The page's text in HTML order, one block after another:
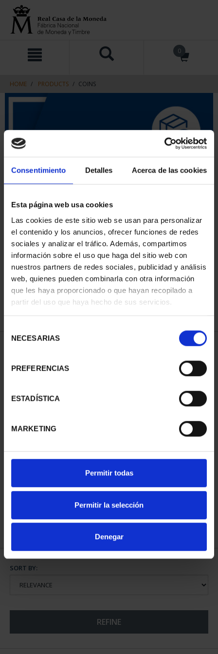
Consentimiento Detalles Acerca de las cookies
Esta página web usa cookies
Las cookies de este sitio web se usan para personalizar
el contenido y los anuncios, ofrecer funciones de redes
sociales y analizar el tráfico. Además, compartimos
información sobre el uso que haga del sitio web con
nuestros partners de redes sociales, publicidad y análisis
web, quienes pueden combinarla con otra información
que les haya proporcionado o que hayan recopilado a
partir del uso que haya hecho de sus servicios.
NECESARIAS
PREFERENCIAS
ESTADÍSTICA
MARKETING
Permitir todas
Permitir la selección
Denegar
navigation
0
HOME PRODUCTS COINS
SORT BY:
REFINE
EUROSET SPAIN 2024
€31.00
SORT BY:
REFINE